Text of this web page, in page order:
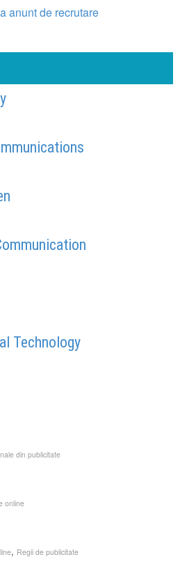
anunt de recrutare
Technology
din publicitate
online
, Regii de publicitate